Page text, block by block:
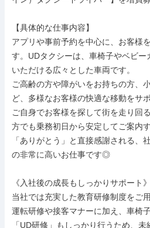
【具体的な仕事内容】
アプリや事前予約を中心に、お客様
す。UDタクシーは、車椅子やベビ
いただける広々とした車両です。
ご高齢の方や障がいをお持ちの方、
ど、多様なお客様の快適な移動をサ
ご自身でお客様を探して街を走り回
方でも乗務初日から安定してご案内
「ありがとう」と直接感謝される、
の非常に高いお仕事です◎
《入社後の成長もしっかりサポート》
当社では充実した教育研修制度をご
運転研修や接客マナーに加え、車椅
「UD研修」もしっかり行うため、